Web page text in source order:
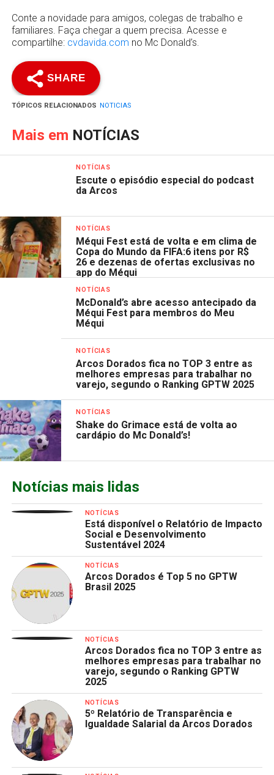
Conte a novidade para amigos, colegas de trabalho e
familiares. Faça chegar a quem precisa. Acesse e
compartilhe: cvdavida.com no Mc Donald’s.
SHARE
TÓPICOS RELACIONADOS NOTICIAS
Mais em NOTÍCIAS
NOTÍCIAS
Escute o episódio especial do podcast
da Arcos
NOTÍCIAS
Méqui Fest está de volta e em clima de
Copa do Mundo da FIFA:6 itens por R$
26 e dezenas de ofertas exclusivas no
app do Méqui
NOTÍCIAS
McDonald’s abre acesso antecipado da
Méqui Fest para membros do Meu
Méqui
NOTÍCIAS
Arcos Dorados fica no TOP 3 entre as
melhores empresas para trabalhar no
varejo, segundo o Ranking GPTW 2025
NOTÍCIAS
Shake do Grimace está de volta ao
cardápio do Mc Donald’s!
Notícias mais lidas
NOTÍCIAS
Está disponível o Relatório de Impacto
Social e Desenvolvimento
Sustentável 2024
NOTÍCIAS
Arcos Dorados é Top 5 no GPTW
Brasil 2025
NOTÍCIAS
Arcos Dorados fica no TOP 3 entre as
melhores empresas para trabalhar no
varejo, segundo o Ranking GPTW
2025
NOTÍCIAS
5º Relatório de Transparência e
Igualdade Salarial da Arcos Dorados